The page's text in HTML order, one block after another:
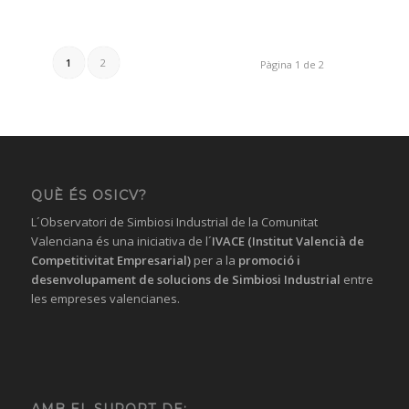
Pàgina 1 de 2
1 2
QUÈ ÉS OSICV?
L´Observatori de Simbiosi Industrial de la Comunitat
Valenciana és una iniciativa de l´IVACE (Institut Valencià de
Competitivitat Empresarial)per a la promoció i
desenvolupament de solucions de Simbiosi Industrial entre
les empreses valencianes.